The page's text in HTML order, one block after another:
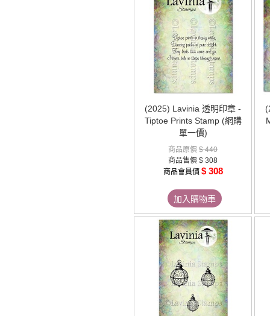
(2025) Lavinia 透明印章 -
Tiptoe Prints Stamp (網購
單一價)
商品原價 $ 440
商品售價 $ 308
商品會員價 $ 308
加入購物車